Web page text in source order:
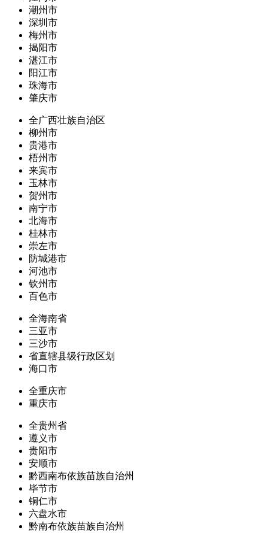
潮州市
深圳市
梅州市
揭阳市
湛江市
阳江市
珠海市
肇庆市
全广西壮族自治区
柳州市
贵港市
梧州市
来宾市
玉林市
贺州市
南宁市
北海市
桂林市
崇左市
防城港市
河池市
钦州市
百色市
全海南省
三亚市
三沙市
省直辖县级行政区划
海口市
全重庆市
重庆市
全贵州省
遵义市
贵阳市
安顺市
黔西南布依族苗族自治州
毕节市
铜仁市
六盘水市
黔南布依族苗族自治州